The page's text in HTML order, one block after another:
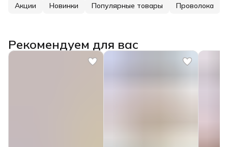
Акции Новинки Популярные товары Проволока
Рекомендуем для вас